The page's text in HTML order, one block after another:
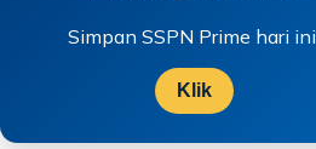
Simpan SSPN Prime hari ini.
Klik